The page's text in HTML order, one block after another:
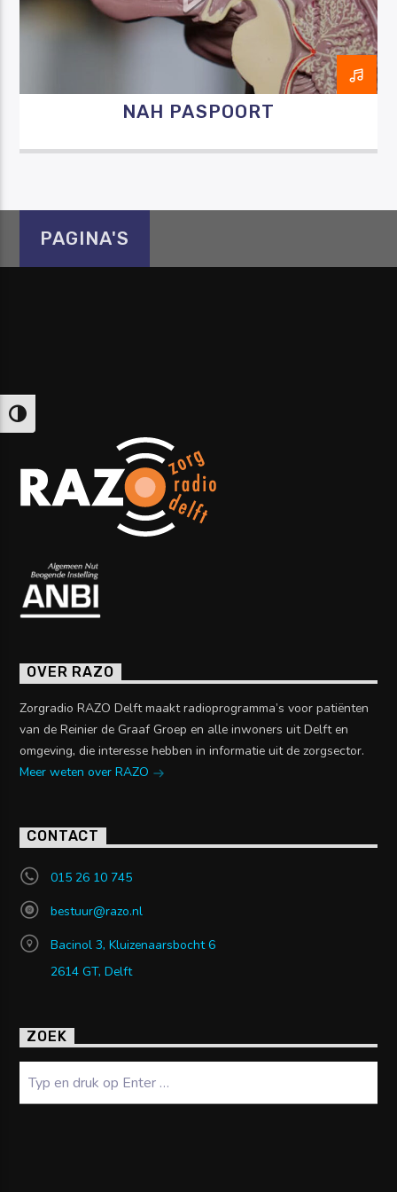
Keuze voor hoog contrast
Luister RAZO online
NAH PASPOORT
PAGINA'S
OVER RAZO
Zorgradio RAZO Delft maakt radioprogramma’s voor patiënten
van de Reinier de Graaf Groep en alle inwoners uit Delft en
omgeving, die interesse hebben in informatie uit de zorgsector.
Meer weten over RAZO
CONTACT
015 26 10 745
bestuur@razo.nl
Bacinol 3, Kluizenaarsbocht 6
2614 GT, Delft
ZOEK